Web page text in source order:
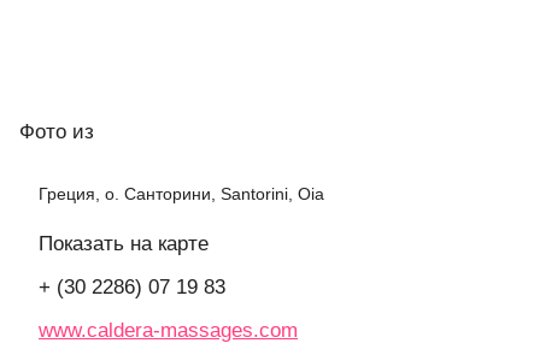
Фото из
Греция, о. Санторини, Santorini, Oia
Показать на карте
+ (30 2286) 07 19 83
www.caldera-massages.com